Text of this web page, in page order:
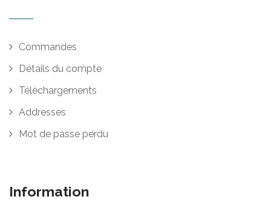
Commandes
Détails du compte
Téléchargements
Addresses
Mot de passe perdu
Information